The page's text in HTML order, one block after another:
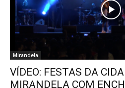
Mirandela
VÍDEO: FESTAS DA
MIRANDELA COM